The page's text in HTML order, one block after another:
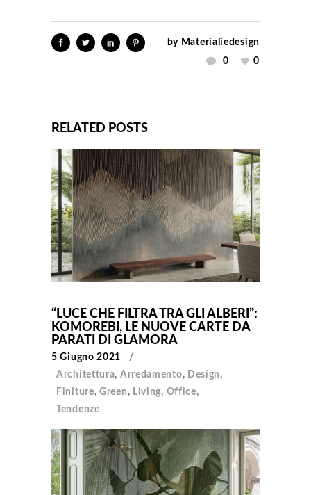
by Materialiedesign
0
0
RELATED POSTS
“LUCE CHE FILTRA TRA GLI ALBERI”:
KOMOREBI, LE NUOVE CARTE DA
PARATI DI GLAMORA
5 Giugno 2021
Architettura, Arredamento, Design,
Finiture,Green, Living, Office,
Tendenze